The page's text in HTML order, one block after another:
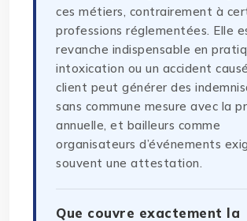
ces métiers, contrairement à
professions réglementées. Elle
revanche indispensable en
intoxication ou un accident
client peut générer des
sans commune mesure avec la
annuelle, et bailleurs comme
organisateurs d’événements
souvent une attestation.
Que couvre exactement la